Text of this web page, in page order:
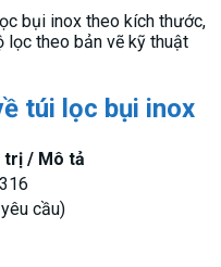
bụi inox theo kích thước,
lọc theo bản vẽ kỹ thuật
túi lọc bụi inox
trị / Mô tả
cầu)